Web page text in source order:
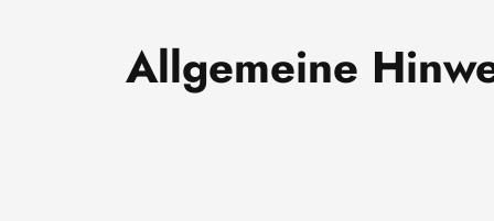
Allgemeine